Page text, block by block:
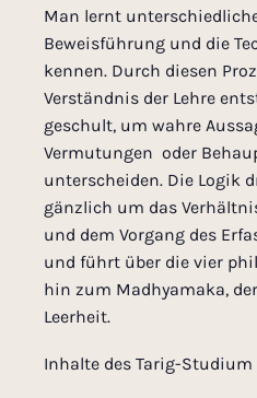
Man lernt
Beweisführung und die
kennen. Durch diesen
Verständnis der Lehre
geschult, um wahre
Vermutungen oder
unterscheiden. Die Logik
gänzlich um das
und dem Vorgang des
und führt über die vier
hin zum Madhyamaka,
Leerheit.
Inhalte des Tarig-